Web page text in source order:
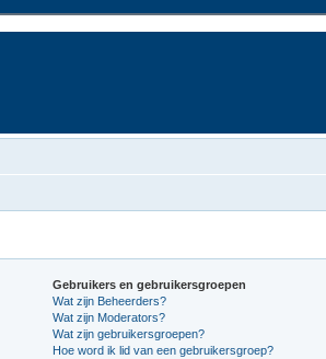
Gebruikers en gebruikersgroepen
Wat zijn Beheerders?
Wat zijn Moderators?
Wat zijn gebruikersgroepen?
Hoe word ik lid van een gebruikersgroep?